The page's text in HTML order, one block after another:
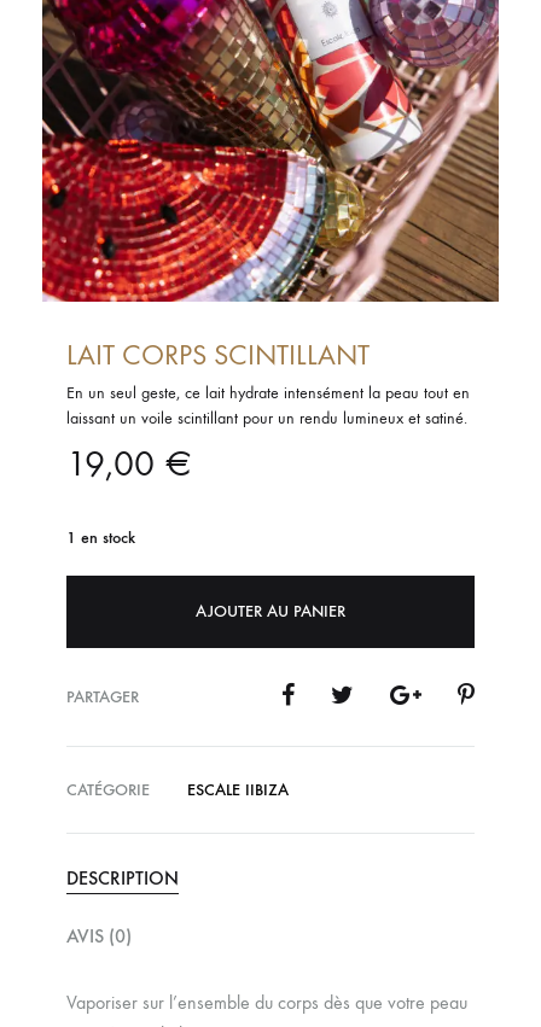
LAIT CORPS SCINTILLANT
En un seul geste, ce lait hydrate intensément la peau tout en
laissant un voile scintillant pour un rendu lumineux et satiné.
19,00 €
1 en stock
AJOUTER AU PANIER
PARTAGER
CATÉGORIE ESCALE IIBIZA
DESCRIPTION
AVIS (0)
Vaporiser sur l’ensemble du corps dès que votre peau